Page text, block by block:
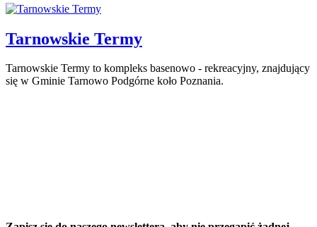
Tarnowskie Termy
Tarnowskie Termy to kompleks basenowo - rekreacyjny, znajdujący
się w Gminie Tarnowo Podgórne koło Poznania.